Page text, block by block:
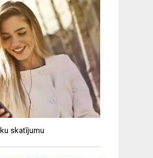
skatījumu